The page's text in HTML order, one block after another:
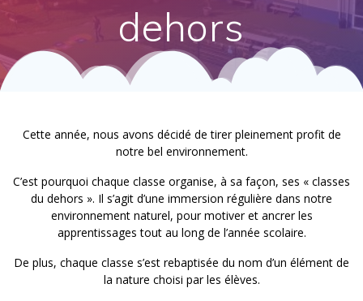
dehors
Cette année, nous avons décidé de tirer pleinement profit de
notre bel environnement.
C’est pourquoi chaque classe organise, à sa façon, ses « classes
du dehors ». Il s’agit d’une immersion régulière dans notre
environnement naturel, pour motiver et ancrer les
apprentissages tout au long de l’année scolaire.
De plus, chaque classe s’est rebaptisée du nom d’un élément de
la nature choisi par les élèves.